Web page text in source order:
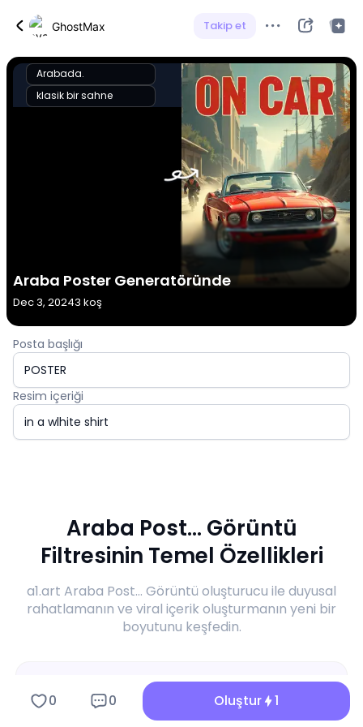
GhostMax Takip et
Arabada.
klasik bir sahne
Araba Poster Generatöründe
Dec 3, 20243 koş
Posta başlığı
Resim içeriği
Araba Post... Görüntü
Filtresinin Temel Özellikleri
a1.art Araba Post... Görüntü oluşturucu ile duyusal
rahatlamanın ve viral içerik oluşturmanın yeni bir
boyutunu keşfedin.
0 0 Oluştur 1